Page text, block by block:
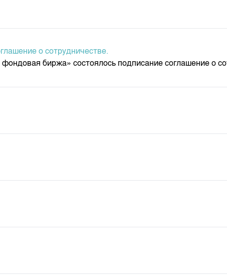
о сотрудничестве.
биржа» состоялось подписание соглашение о